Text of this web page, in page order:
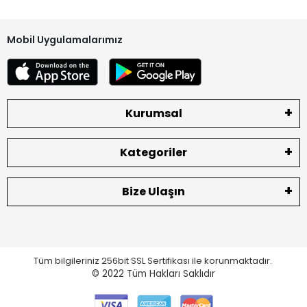
kontrol ediniz. Herhangi bir eksik ve hasar olması durumunda
lütfen teslim almadan tutanak ile geri gönderiniz. Tutanaksız
gönderim lütfen yapmayınız.
Ekran Türü ÇITALI
Ekran Kalite Durumu
Mobil Uygulamalarımız
Kurumsal
Kategoriler
Bize Ulaşın
Tüm bilgileriniz 256bit SSL Sertifikası ile korunmaktadır.
© 2022 Tüm Hakları Saklıdır